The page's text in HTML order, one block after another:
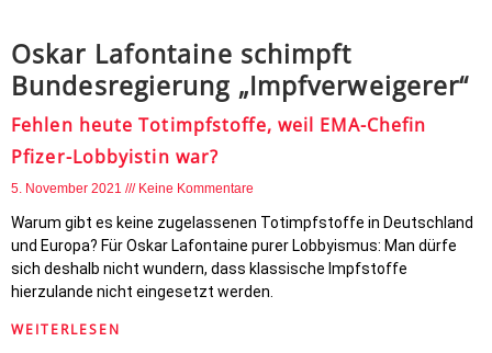
Oskar Lafontaine schimpft
Bundesregierung „Impfverweigerer“
Fehlen heute Totimpfstoffe, weil EMA-Chefin
Pfizer-Lobbyistin war?
5. November 2021 Keine Kommentare
Warum gibt es keine zugelassenen Totimpfstoffe in Deutschland
und Europa? Für Oskar Lafontaine purer Lobbyismus: Man dürfe
sich deshalb nicht wundern, dass klassische Impfstoffe
hierzulande nicht eingesetzt werden.
WEITERLESEN